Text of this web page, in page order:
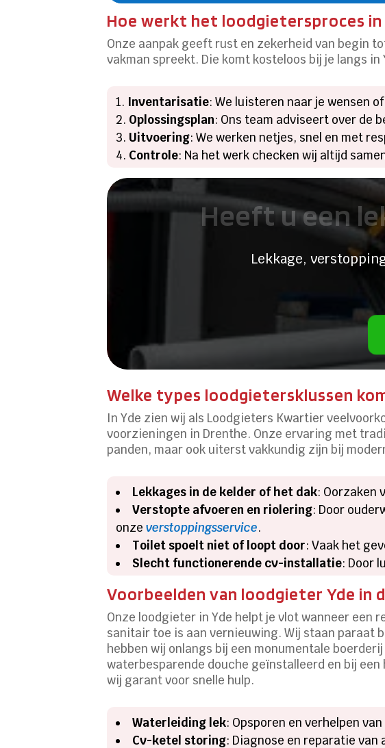
Hoe werkt het loodgietersproces
Onze aanpak geeft rust en zekerheid van begin
vakman spreekt. Die komt kosteloos bij je langs
Inventarisatie: We luisteren naar je wensen
Oplossingsplan: Ons team adviseert over de
Uitvoering: We werken netjes, snel en met
Controle: Na het werk checken wij altijd
Heeft u een
Lekkage,
Welke types loodgietersklussen
In Yde zien wij als Loodgieters Kwartier
voorzieningen in Drenthe. Onze ervaring met
panden, maar ook uiterst vakkundig zijn bij
Lekkages in de kelder of het dak: Oorzaken
Verstopte afvoeren en riolering: Door
onzeverstoppingsservice.
Toilet spoelt niet of loopt door: Vaak het
Slecht functionerende cv-installatie: Door
Voorbeelden van loodgieter Yde in
Onze loodgieter in Yde helpt je vlot wanneer
sanitair toe is aan vernieuwing. Wij staan paraat
hebben wij onlangs bij een monumentale
waterbesparende douche geïnstalleerd en bij
wij garant voor snelle hulp.
Waterleiding lek: Opsporen en verhelpen
Cv-ketel storing: Diagnose en reparatie